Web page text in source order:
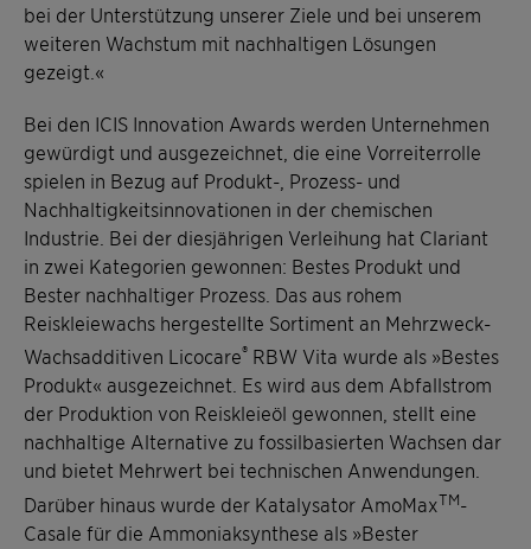
bei der Unterstützung unserer Ziele und bei unserem
weiteren Wachstum mit nachhaltigen Lösungen
gezeigt.«
Bei den ICIS Innovation Awards werden Unternehmen
gewürdigt und ausgezeichnet, die eine Vorreiterrolle
spielen in Bezug auf Produkt-, Prozess- und
Nachhaltigkeitsinnovationen in der chemischen
Industrie. Bei der diesjährigen Verleihung hat Clariant
in zwei Kategorien gewonnen: Bestes Produkt und
Bester nachhaltiger Prozess. Das aus rohem
Reiskleiewachs hergestellte Sortiment an Mehrzweck-
Wachsadditiven Licocare® RBW Vita wurde als »Bestes
Produkt« ausgezeichnet. Es wird aus dem Abfallstrom
der Produktion von Reiskleieöl gewonnen, stellt eine
nachhaltige Alternative zu fossilbasierten Wachsen dar
und bietet Mehrwert bei technischen Anwendungen.
Darüber hinaus wurde der Katalysator AmoMaxTM-
Casale für die Ammoniaksynthese als »Bester